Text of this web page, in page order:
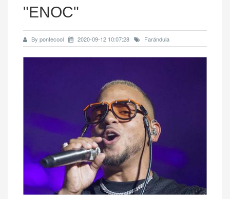
"ENOC"
By pontecool 2020-09-12 10:07:28 Farándula